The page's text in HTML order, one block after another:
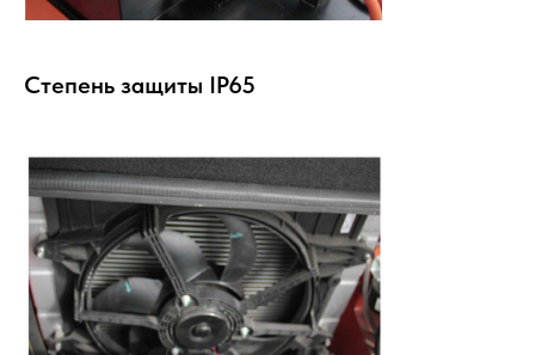
Степень защиты IP65